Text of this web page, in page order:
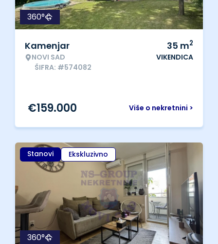
360°
Kamenjar
NOVI SAD
ŠIFRA: #574082
35 m2
VIKENDICA
Više o nekretnini >
€159.000
Stanovi Ekskluzivno
360°